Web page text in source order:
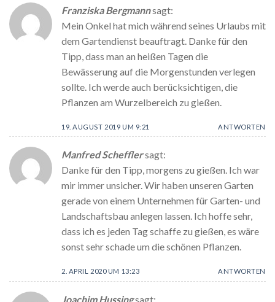
Franziska Bergmannsagt:
Mein Onkel hat mich während seines Urlaubs mit
dem Gartendienst beauftragt. Danke für den
Tipp, dass man an heißen Tagen die
Bewässerung auf die Morgenstunden verlegen
sollte. Ich werde auch berücksichtigen, die
Pflanzen am Wurzelbereich zu gießen.
19. AUGUST 2019 UM 9:21 ANTWORTEN
Manfred Schefflersagt:
Danke für den Tipp, morgens zu gießen. Ich war
mir immer unsicher. Wir haben unseren Garten
gerade von einem Unternehmen für Garten- und
Landschaftsbau anlegen lassen. Ich hoffe sehr,
dass ich es jeden Tag schaffe zu gießen, es wäre
sonst sehr schade um die schönen Pflanzen.
2. APRIL 2020 UM 13:23 ANTWORTEN
Joachim Hussingsagt: